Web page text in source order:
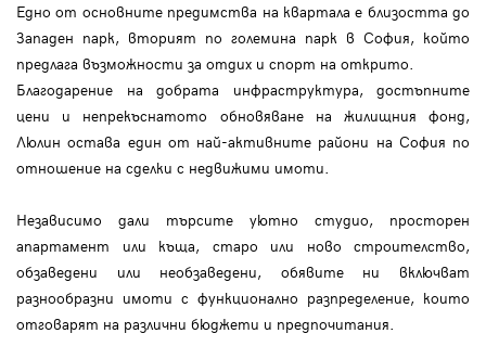
Едно от основните предимства на квартала е близостта до
Западен парк, вторият по големина парк в София, който
предлага възможности за отдих и спорт на открито.
Благодарение на добрата инфраструктура, достъпните
цени и непрекъснатото обновяване на жилищния фонд,
Люлин остава един от най-активните райони на София по
отношение на сделки с недвижими имоти.
Независимо дали търсите уютно студио, просторен
апартамент или къща, старо или ново строителство,
обзаведени или необзаведени, обявите ни включват
разнообразни имоти с функционално разпределение, които
отговарят на различни бюджети и предпочитания.